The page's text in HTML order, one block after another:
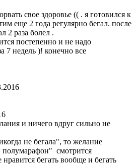
свое здоровье (( . я готовился к
еще 2 года регулярно бегал. после
2 раза болел .
постепенно и не надо
7 недель )! конечно все
и ничего вдруг сильно не
не бегала", то желание
смотрится
бегать вообще и бегать